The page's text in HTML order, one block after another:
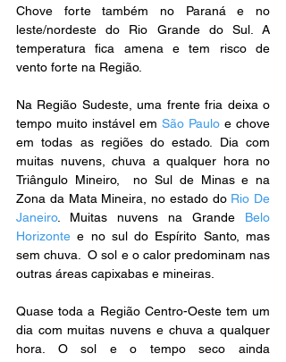
Chove forte também no Paraná e no
leste/nordeste do Rio Grande do Sul. A
temperatura fica amena e tem risco de
vento forte na Região.
Na Região Sudeste, uma frente fria deixa o
tempo muito instável em São Paulo e chove
em todas as regiões do estado. Dia com
muitas nuvens, chuva a qualquer hora no
Triângulo Mineiro,  no Sul de Minas e na
Zona da Mata Mineira, no estado do Rio De
Janeiro. Muitas nuvens na Grande Belo
Horizonte e no sul do Espírito Santo, mas
sem chuva.  O sol e o calor predominam nas
outras áreas capixabas e mineiras.
Quase toda a Região Centro-Oeste tem um
dia com muitas nuvens e chuva a qualquer
hora. O sol e o tempo seco ainda